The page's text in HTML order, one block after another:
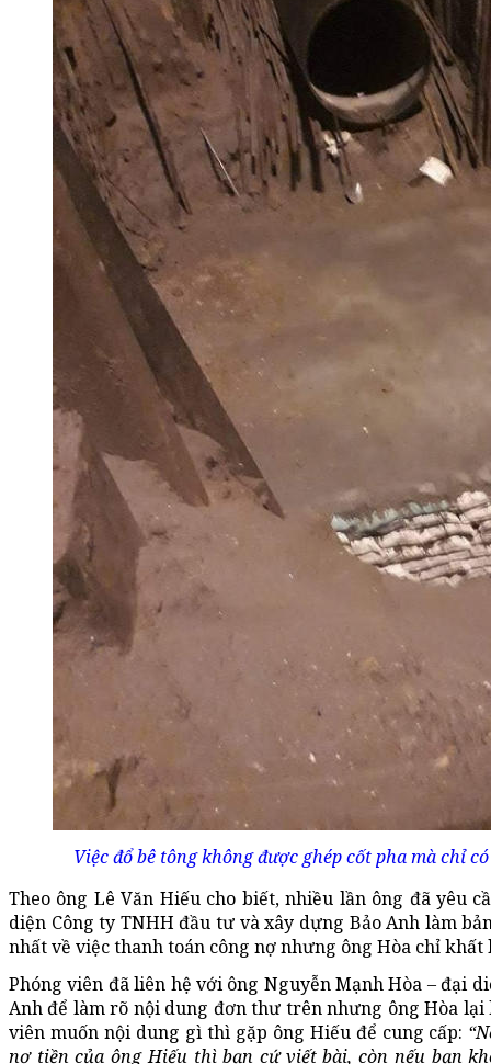
Việc đổ bê tông không được ghép cốt pha mà chỉ
Theo ông Lê Văn Hiếu cho biết, nhiều lần ông đã yêu
diện Công ty TNHH đầu tư và xây dựng Bảo Anh làm
nhất về việc thanh toán công nợ nhưng ông Hòa chỉ
Phóng viên đã liên hệ với ông Nguyễn Mạnh Hòa – đại
Anh để làm rõ nội dung đơn thư trên nhưng ông Hòa
viên muốn nội dung gì thì gặp ông Hiếu để cung cấp:
nợ tiền của ông Hiếu thì bạn cứ viết bài, còn nếu bạn